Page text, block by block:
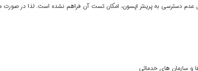
سال 2016 میباشد و به دلیل عدم دسترسی به پرینتر اپسون، امکان تست آن فراهم نشده است. لذا
و سازمان های خدماتی